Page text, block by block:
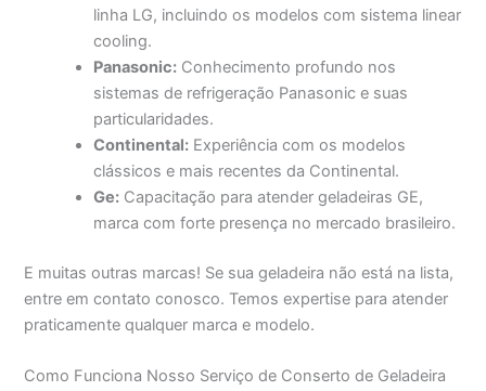
linha LG, incluindo os modelos com sistema linear
cooling.
Panasonic: Conhecimento profundo nos
sistemas de refrigeração Panasonic e suas
particularidades.
Continental: Experiência com os modelos
clássicos e mais recentes da Continental.
Ge: Capacitação para atender geladeiras GE,
marca com forte presença no mercado brasileiro.
E muitas outras marcas! Se sua geladeira não está na lista,
entre em contato conosco. Temos expertise para atender
praticamente qualquer marca e modelo.
Como Funciona Nosso Serviço de Conserto de Geladeira